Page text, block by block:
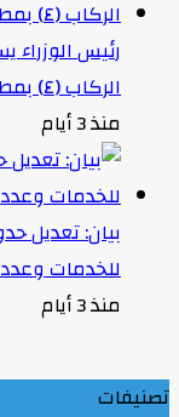
رئيس
الركاب (٤) بمطار القاهرة الدولي
منذ 3 أيام
بيان: تعديل
للخدمات وعدد 2 قرية بالظهير
منذ 3 أيام
تصنيفات